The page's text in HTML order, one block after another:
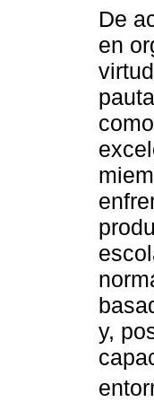
De
en
y,